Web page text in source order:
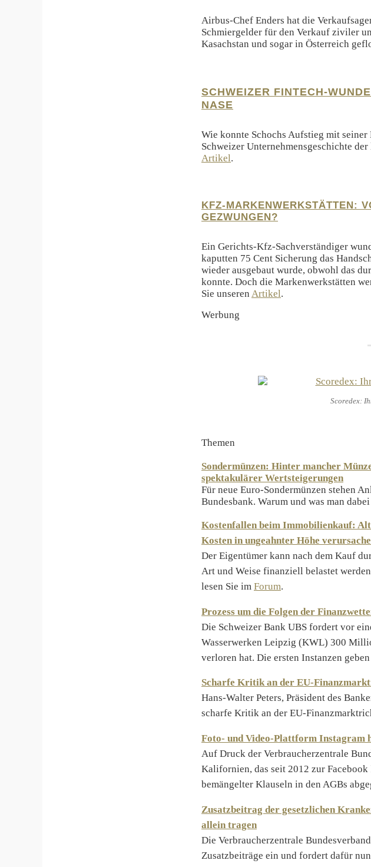
Airbus-Chef Enders hat die
Schmiergelder für den Verkauf ziviler
Kasachstan und sogar in Österreich
SCHWEIZER FINTECH-
NASE
Wie konnte Schochs Aufstieg mit
Schweizer Unternehmensgeschichte
Artikel.
KFZ-MARKENWERKSTÄTTEN:
GEZWUNGEN?
Ein Gerichts-Kfz-Sachverständiger
kaputten 75 Cent Sicherung das
wieder ausgebaut wurde, obwohl das
konnte. Doch die Markenwerkstätten
Sie unseren Artikel.
Werbung
Scoredex:
Themen
Sondermünzen: Hinter mancher
spektakulärer Wertsteigerungen
Für neue Euro-Sondermünzen stehen
Bundesbank. Warum und was man
Kostenfallen beim Immobilienkauf:
Kosten in ungeahnter Höhe
Der Eigentümer kann nach dem Kauf
Art und Weise finanziell belastet
lesen Sie im Forum.
Prozess um die Folgen der
Die Schweizer Bank UBS fordert vor
Wasserwerken Leipzig (KWL) 300
verloren hat. Die ersten Instanzen
Scharfe Kritik an der EU-
Hans-Walter Peters, Präsident des
scharfe Kritik an der EU-
Foto- und Video-Plattform Instagram
Auf Druck der Verbraucherzentrale
Kalifornien, das seit 2012 zur
bemängelter Klauseln in den AGBs
Zusatzbeitrag der gesetzlichen
allein tragen
Die Verbraucherzentrale
Zusatzbeiträge ein und fordert dafür